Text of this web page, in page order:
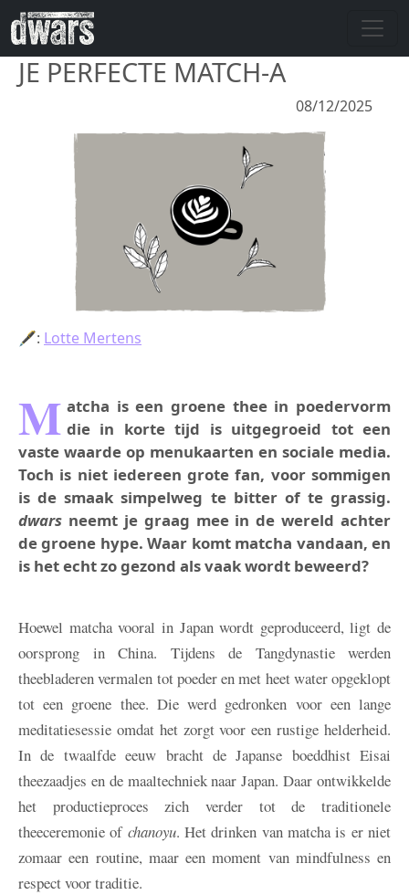
Overslaan en naar de inhoud gaan
JE PERFECTE MATCH-A
08/12/2025
🖋: Lotte Mertens
M atcha is een groene thee in poedervorm
die in korte tijd is uitgegroeid tot een
vaste waarde op menukaarten en sociale media.
Toch is niet iedereen grote fan, voor sommigen
is de smaak simpelweg te bitter of te grassig.
dwars neemt je graag mee in de wereld achter
de groene hype. Waar komt matcha vandaan, en
is het echt zo gezond als vaak wordt beweerd?
Hoewel matcha vooral in Japan wordt geproduceerd, ligt de
oorsprong in China. Tijdens de Tangdynastie werden
theebladeren vermalen tot poeder en met heet water opgeklopt
tot een groene thee. Die werd gedronken voor een lange
meditatiesessie omdat het zorgt voor een rustige helderheid.
In de twaalfde eeuw bracht de Japanse boeddhist Eisai
theezaadjes en de maaltechniek naar Japan. Daar ontwikkelde
het productieproces zich verder tot de traditionele
theeceremonie of chanoyu. Het drinken van matcha is er niet
zomaar een routine, maar een moment van mindfulness en
respect voor traditie.